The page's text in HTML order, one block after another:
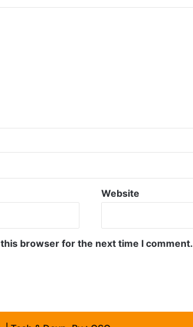
Website
browser for the next time I comment.